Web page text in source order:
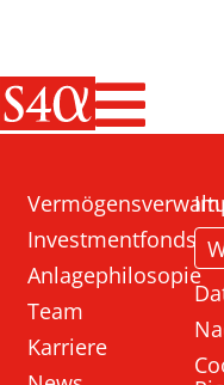
Investmentfonds
Anlagephilosopie
Team
Karriere